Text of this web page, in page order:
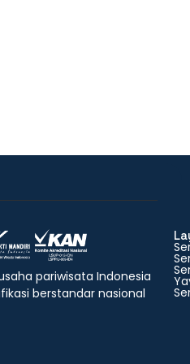
pariwisata Indonesia
berstandar nasional